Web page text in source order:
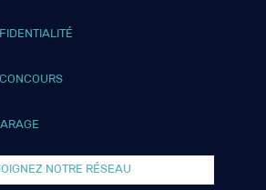
NOTRE RÉSEAU